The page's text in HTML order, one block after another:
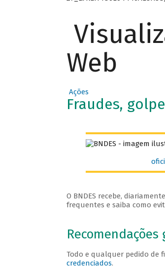
Web
Ações
Fraudes,
O BNDES recebe,
frequentes e saiba como
Recomendações
Todo e qualquer pedido de
credenciados.